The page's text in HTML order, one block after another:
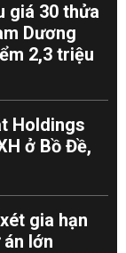
giá 30 thửa
Dương
2,3 triệu
Holdings
ở Bồ Đề,
gia hạn
lớn